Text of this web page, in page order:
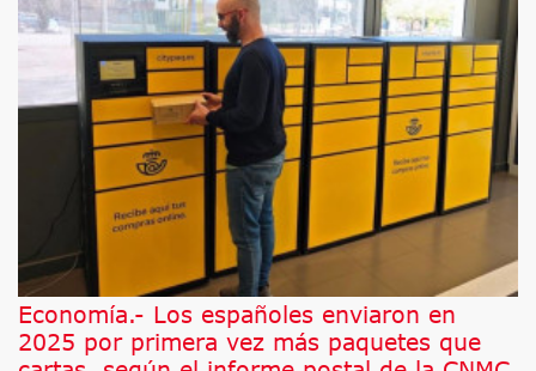
Economía.- Los españoles enviaron en
2025 por primera vez más paquetes que